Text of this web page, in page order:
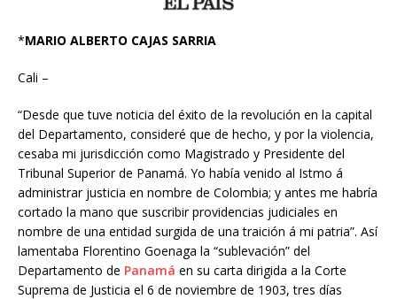
*MARIO ALBERTO CAJAS SARRIA
Cali –
“Desde que tuve noticia del éxito de la revolución en la capital
del Departamento, consideré que de hecho, y por la violencia,
cesaba mi jurisdicción como Magistrado y Presidente del
Tribunal Superior de Panamá. Yo había venido al Istmo á
administrar justicia en nombre de Colombia; y antes me habría
cortado la mano que suscribir providencias judiciales en
nombre de una entidad surgida de una traición á mi patria”. Así
lamentaba Florentino Goenaga la “sublevación” del
Departamento de Panamá en su carta dirigida a la Corte
Suprema de Justicia el 6 de noviembre de 1903, tres días